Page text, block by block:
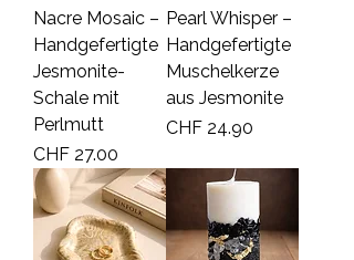
Nacre Mosaic –
Handgefertigte
Jesmonite-
Schale mit
Perlmutt
Price
CHF 27.00
Pearl Whisper –
Handgefertigte
Muschelkerze
aus Jesmonite
Price
CHF 24.90